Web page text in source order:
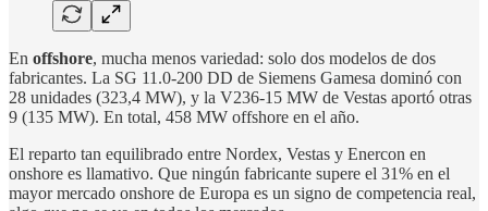
En offshore, mucha menos variedad: solo dos modelos de dos
fabricantes. La SG 11.0-200 DD de Siemens Gamesa dominó con
28 unidades (323,4 MW), y la V236-15 MW de Vestas aportó otras
9 (135 MW). En total, 458 MW offshore en el año.
El reparto tan equilibrado entre Nordex, Vestas y Enercon en
onshore es llamativo. Que ningún fabricante supere el 31% en el
mayor mercado onshore de Europa es un signo de competencia real,